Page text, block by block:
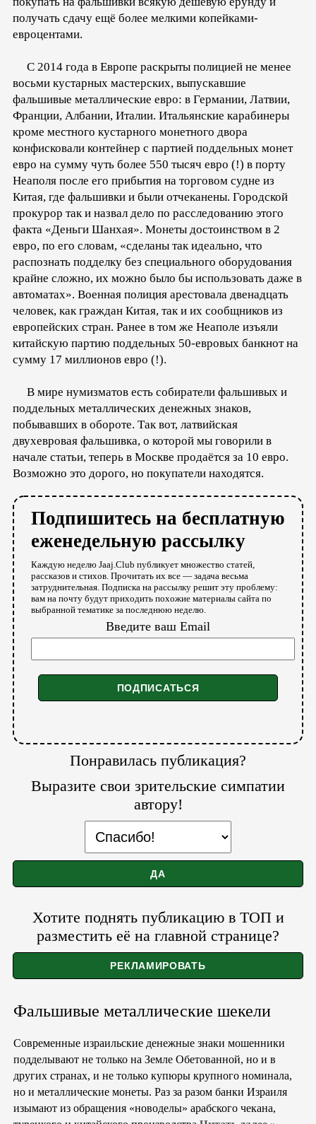
получать сдачу ещё более мелкими копейками-
евроцентами.
С 2014 года в Европе раскрыты полицией не менее
восьми кустарных мастерских, выпускавшие
фальшивые металлические евро: в Германии, Латвии,
Франции, Албании, Италии. Итальянские карабинеры
кроме местного кустарного монетного двора
конфисковали контейнер с партией поддельных монет
евро на сумму чуть более 550 тысяч евро (!) в порту
Неаполя после его прибытия на торговом судне из
Китая, где фальшивки и были отчеканены. Городской
прокурор так и назвал дело по расследованию этого
факта «Деньги Шанхая». Монеты достоинством в 2
евро, по его словам, «сделаны так идеально, что
распознать подделку без специального оборудования
крайне сложно, их можно было бы использовать даже в
автоматах». Военная полиция арестовала двенадцать
человек, как граждан Китая, так и их сообщников из
европейских стран. Ранее в том же Неаполе изъяли
китайскую партию поддельных 50-евровых банкнот на
сумму 17 миллионов евро (!).
В мире нумизматов есть собиратели фальшивых и
поддельных металлических денежных знаков,
побывавших в обороте. Так вот, латвийская
двухевровая фальшивка, о которой мы говорили в
начале статьи, теперь в Москве продаётся за 10 евро.
Возможно это дорого, но покупатели находятся.
Подпишитесь на бесплатную
еженедельную рассылку
Каждую неделю Jaaj.Club публикует множество статей,
рассказов и стихов. Прочитать их все — задача весьма
затруднительная. Подписка на рассылку решит эту проблему:
вам на почту будут приходить похожие материалы сайта по
выбранной тематике за последнюю неделю.
Введите ваш Email
Понравилась публикация?
Выразите свои зрительские симпатии
автору!
Хотите поднять публикацию в ТОП и
разместить её на главной странице?
Фальшивые металлические шекели
Современные израильские денежные знаки мошенники
подделывают не только на Земле Обетованной, но и в
других странах, и не только купюры крупного номинала,
но и металлические монеты. Раз за разом банки Израиля
изымают из обращения «новоделы» арабского чекана,